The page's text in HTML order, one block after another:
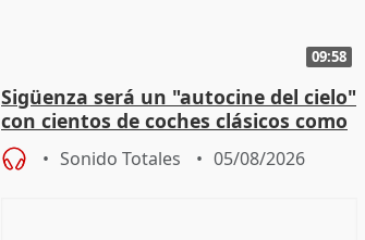
09:58
Sigüenza será un "autocine del cielo"
con cientos de coches clásicos como
espectadores
Sonido Totales 05/08/2026